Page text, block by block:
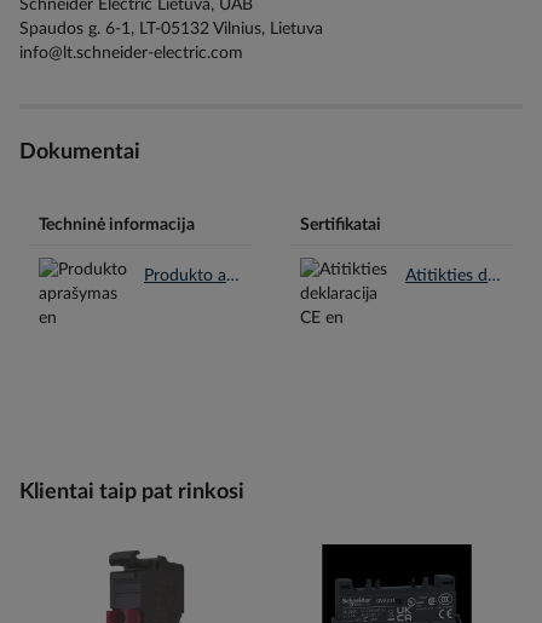
Schneider Electric Lietuva, UAB
Spaudos g. 6-1, LT-05132 Vilnius, Lietuva
info@lt.schneider-electric.com
Dokumentai
Techninė informacija
Produkto aprašymas en.pdf
Sertifikatai
Atitikties deklaracija CE en.pdf
Klientai taip pat rinkosi